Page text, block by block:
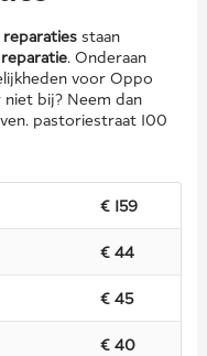
reparatiesstaan
. Onderaan
voor Oppo
bij? Neem dan
pastoriestraat 100
€ 159
€ 44
€ 45
€ 40